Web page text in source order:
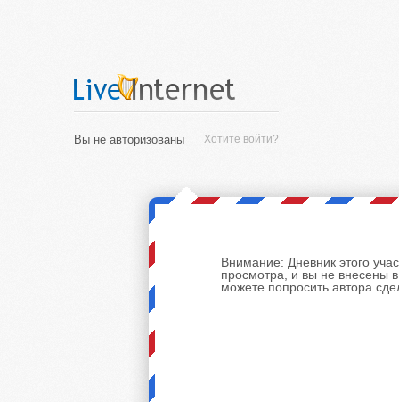
Хотите войти?
Вы не авторизованы
Внимание: Дневник этого
просмотра, и вы не внесены
можете попросить автора